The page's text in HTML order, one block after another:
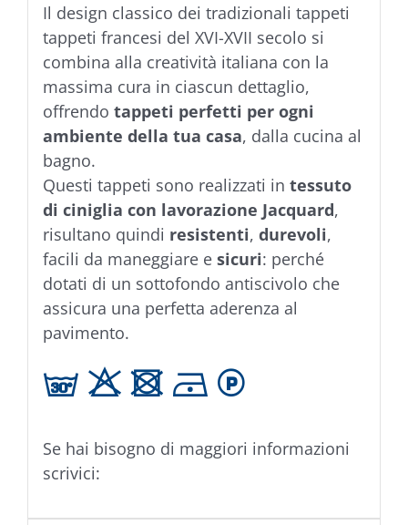
Il design classico dei tradizionali tappeti
tappeti francesi del XVI-XVII secolo si
combina alla creatività italiana con la
massima cura in ciascun dettaglio,
offrendo tappeti perfetti per ogni
ambiente della tua casa, dalla cucina al
bagno.
Questi tappeti sono realizzati in tessuto
di ciniglia con lavorazione Jacquard,
risultano quindi resistenti, durevoli,
facili da maneggiare e sicuri: perché
dotati di un sottofondo antiscivolo che
assicura una perfetta aderenza al
pavimento.
g H U D L
Se hai bisogno di maggiori informazioni
scrivici: